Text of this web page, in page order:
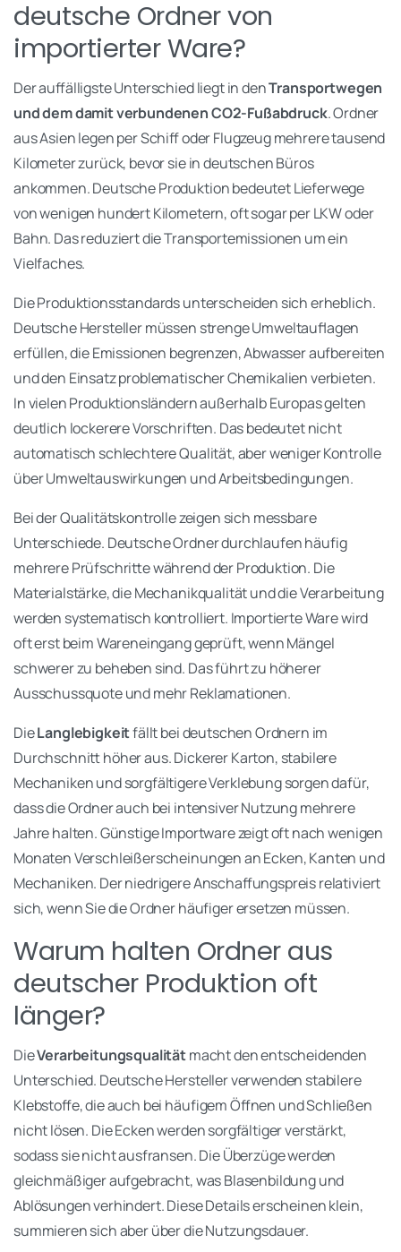
deutsche Ordner von
importierter Ware?
Der auffälligste Unterschied liegt in denTransportwegen
und dem damit verbundenen CO2-Fußabdruck. Ordner
aus Asien legen per Schiff oder Flugzeug mehrere tausend
Kilometer zurück, bevor sie in deutschen Büros
ankommen. Deutsche Produktion bedeutet Lieferwege
von wenigen hundert Kilometern, oft sogar per LKW oder
Bahn. Das reduziert die Transportemissionen um ein
Vielfaches.
Die Produktionsstandards unterscheiden sich erheblich.
Deutsche Hersteller müssen strenge Umweltauflagen
erfüllen, die Emissionen begrenzen, Abwasser aufbereiten
und den Einsatz problematischer Chemikalien verbieten.
In vielen Produktionsländern außerhalb Europas gelten
deutlich lockerere Vorschriften. Das bedeutet nicht
automatisch schlechtere Qualität, aber weniger Kontrolle
über Umweltauswirkungen und Arbeitsbedingungen.
Bei der Qualitätskontrolle zeigen sich messbare
Unterschiede. Deutsche Ordner durchlaufen häufig
mehrere Prüfschritte während der Produktion. Die
Materialstärke, die Mechanikqualität und die Verarbeitung
werden systematisch kontrolliert. Importierte Ware wird
oft erst beim Wareneingang geprüft, wenn Mängel
schwerer zu beheben sind. Das führt zu höherer
Ausschussquote und mehr Reklamationen.
DieLanglebigkeitfällt bei deutschen Ordnern im
Durchschnitt höher aus. Dickerer Karton, stabilere
Mechaniken und sorgfältigere Verklebung sorgen dafür,
dass die Ordner auch bei intensiver Nutzung mehrere
Jahre halten. Günstige Importware zeigt oft nach wenigen
Monaten Verschleißerscheinungen an Ecken, Kanten und
Mechaniken. Der niedrigere Anschaffungspreis relativiert
sich, wenn Sie die Ordner häufiger ersetzen müssen.
Warum halten Ordner aus
deutscher Produktion oft
länger?
DieVerarbeitungsqualitätmacht den entscheidenden
Unterschied. Deutsche Hersteller verwenden stabilere
Klebstoffe, die auch bei häufigem Öffnen und Schließen
nicht lösen. Die Ecken werden sorgfältiger verstärkt,
sodass sie nicht ausfransen. Die Überzüge werden
gleichmäßiger aufgebracht, was Blasenbildung und
Ablösungen verhindert. Diese Details erscheinen klein,
summieren sich aber über die Nutzungsdauer.